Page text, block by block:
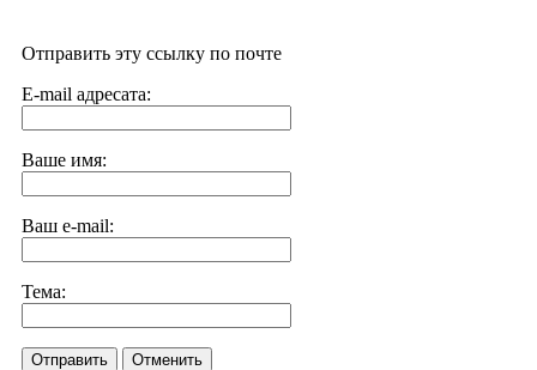
Отправить эту ссылку по почте
E-mail адресата:
Ваше имя:
Ваш e-mail:
Тема:
Отправить Отменить